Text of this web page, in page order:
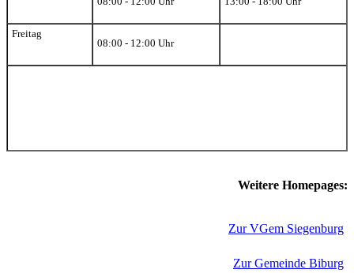
Freitag
08:00 - 12:00 Uhr
Weitere Homepages:
Zur VGem Siegenburg
Zur Gemeinde Biburg